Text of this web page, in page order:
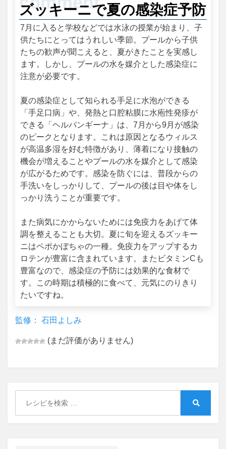
ズッキーニで夏の感染症予防
7月に入ると学校などでは水泳の授業が始まり、子
供たちにとってはうれしい季節。プールから子供
たちの歓声が聞こえると、夏がきたことを実感し
ます。しかし、プールの水を媒介とした感染症に
注意が必要です。
夏の感染症として知られる手足に水泡ができる
「手足口病」や、発熱と口腔粘膜に水疱性発疹が
できる「ヘルパンギーナ」は、7月から9月が感染
のピークとなります。これは原因となるウィルス
が高温多湿を好む特徴があり、薄着になり接触の
機会が増えることやプールの水を媒介として感染
が広がるためです。感染を防ぐには、普段からの
手洗いをしっかりして、プールの後は目や体をし
っかり洗うことが重要です。
また病気にかからないためには免疫力をあげて体
調を整えることも大切。夏に旬を迎えるズッキー
ニはペポかぼちゃの一種。免疫力をアップするカ
ロテンが豊富に含まれています。またビタミンCも
豊富なので、感染症の予防には効果的な食材で
す。この時期は積極的に食べて、元気にのりきり
たいですね。
監修： 石田よしみ
(まだ評価がありません)